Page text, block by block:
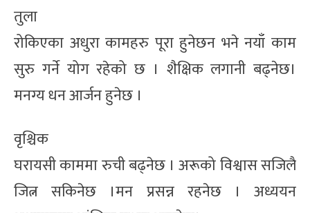
तुला
रोकिएका अधुरा कामहरु पूरा हुनेछन भने नयाँ काम
सुरु गर्ने योग रहेको छ । शैक्षिक लगानी बढ्नेछ।
मनग्य धन आर्जन हुनेछ ।
वृश्चिक
घरायसी काममा रुची बढ्नेछ । अरूको विश्वास सजिलै
जित्न सकिनेछ ।मन प्रसन्न रहनेछ । अध्ययन